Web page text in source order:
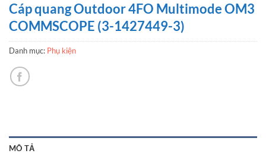
Cáp quang Outdoor 4FO Multimode OM3
COMMSCOPE (3-1427449-3)
Danh mục: Phụ kiện
MÔ TẢ